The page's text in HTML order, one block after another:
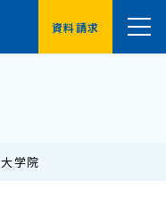
資料請求
保護者の方へ
大学院